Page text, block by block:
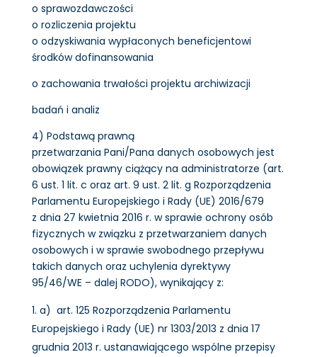
o sprawozdawczości
o rozliczenia projektu
o odzyskiwania wypłaconych beneficjentowi
środków dofinansowania
o zachowania trwałości projektu archiwizacji
badań i analiz
4) Podstawą prawną
przetwarzania Pani/Pana danych osobowych jest
obowiązek prawny ciążący na administratorze (art.
6 ust. 1 lit. c oraz art. 9 ust. 2 lit. g Rozporządzenia
Parlamentu Europejskiego i Rady (UE) 2016/679
z dnia 27 kwietnia 2016 r. w sprawie ochrony osób
fizycznych w związku z przetwarzaniem danych
osobowych i w sprawie swobodnego przepływu
takich danych oraz uchylenia dyrektywy
95/46/WE – dalej RODO), wynikający z:
a) art. 125 Rozporządzenia Parlamentu
Europejskiego i Rady (UE) nr 1303/2013 z dnia 17
grudnia 2013 r. ustanawiającego wspólne przepisy